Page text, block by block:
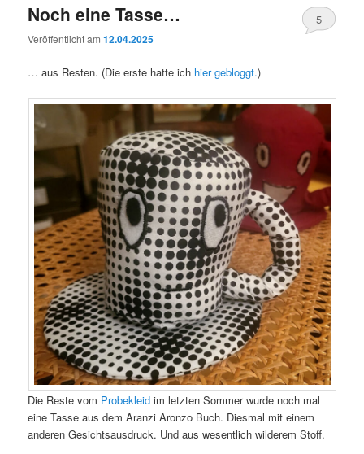
Noch eine Tasse…
Veröffentlicht am12.04.2025
5
… aus Resten. (Die erste hatte ich hier gebloggt.)
Die Reste vom Probekleid im letzten Sommer wurde noch mal
eine Tasse aus dem Aranzi Aronzo Buch. Diesmal mit einem
anderen Gesichtsausdruck. Und aus wesentlich wilderem Stoff.